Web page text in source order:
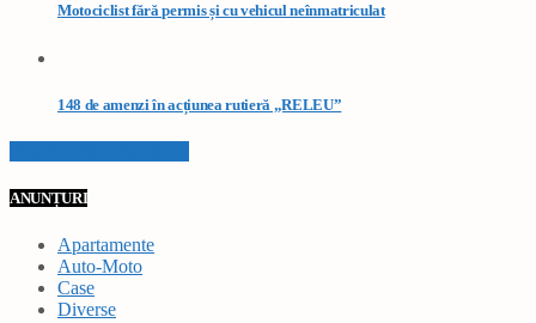
Motociclist fără permis și cu vehicul neînmatriculat
148 de amenzi în acțiunea rutieră „RELEU”
ANUNȚURI
Apartamente
Auto-Moto
Case
Diverse